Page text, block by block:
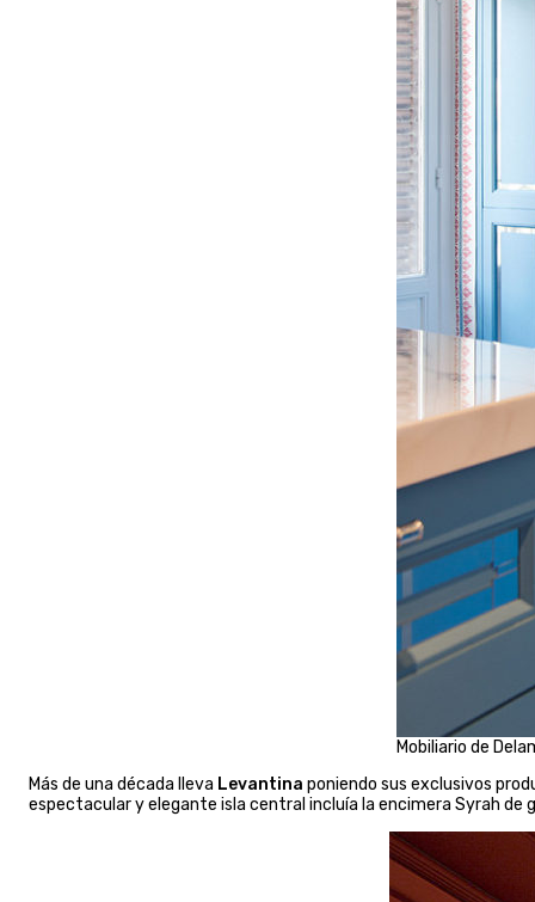
Mobiliario de
Más de una década lleva Levantina poniendo sus exclusivos
espectacular y elegante isla central incluía la encimera Syrah de